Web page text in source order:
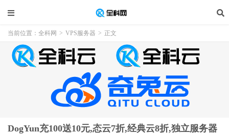
当前位置： 全科网 > VPS服务器 > 正文
DogYun充100送10元,态云7折,经典云8折,独立服务器